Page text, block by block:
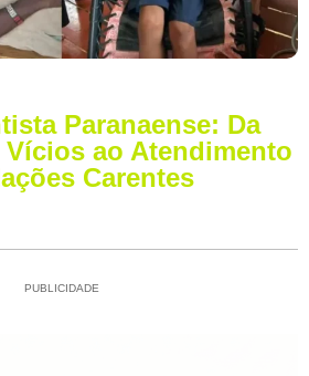
Paranaense: Da
Vícios ao Atendimento
Carentes
PUBLICIDADE